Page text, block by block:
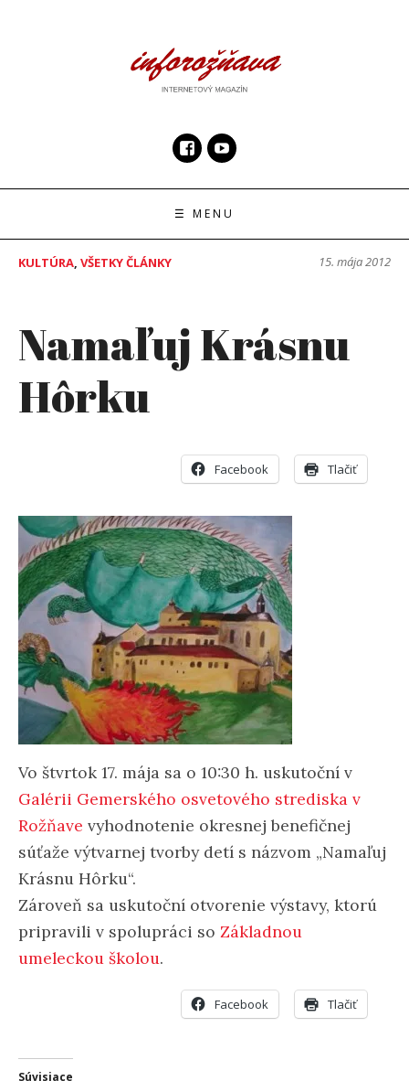
☰ MENU
KULTÚRA, VŠETKY ČLÁNKY 15. mája 2012
Namaľuj Krásnu
Hôrku
Facebook Tlačiť
Vo štvrtok 17. mája sa o 10:30 h. uskutoční v
Galérii Gemerského osvetového strediska v
Rožňave vyhodnotenie okresnej benefičnej
súťaže výtvarnej tvorby detí s názvom „Namaľuj
Krásnu Hôrku“.
Zároveň sa uskutoční otvorenie výstavy, ktorú
pripravili v spolupráci so Základnou
umeleckou školou.
Facebook Tlačiť
Súvisiace